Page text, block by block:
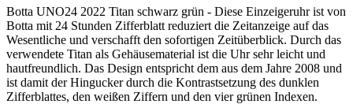
Botta UNO24 2022 Titan schwarz grün - Diese Einzeigeruhr ist von
Botta mit 24 Stunden Zifferblatt reduziert die Zeitanzeige auf das
Wesentliche und verschafft den sofortigen Zeitüberblick. Durch das
verwendete Titan als Gehäusematerial ist die Uhr sehr leicht und
hautfreundlich. Das Design entspricht dem aus dem Jahre 2008 und
ist damit der Hingucker durch die Kontrastsetzung des dunklen
Zifferblattes, den weißen Ziffern und den vier grünen Indexen.